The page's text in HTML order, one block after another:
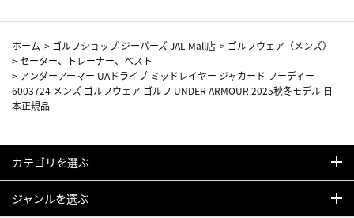
ホーム > ゴルフショップ ジーパーズ JAL Mall店 > ゴルフウェア（メンズ）
>セーター、トレーナー、ベスト
> アンダーアーマー UAドライブ ミッドレイヤー ジャカード フーディー
6003724 メンズ ゴルフウェア ゴルフ UNDER ARMOUR 2025秋冬モデル 日
本正規品
カテゴリを選ぶ
ジャンルを選ぶ